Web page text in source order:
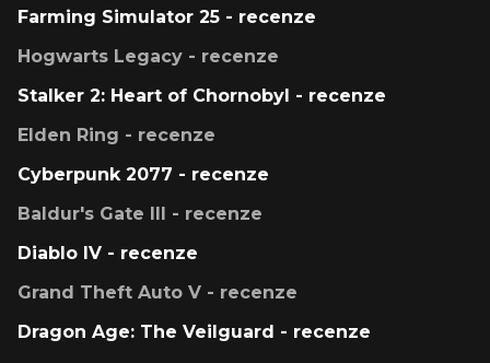
Farming Simulator 25 - recenze
Hogwarts Legacy - recenze
Stalker 2: Heart of Chornobyl - recenze
Elden Ring - recenze
Cyberpunk 2077 - recenze
Baldur's Gate III - recenze
Diablo IV - recenze
Grand Theft Auto V - recenze
Dragon Age: The Veilguard - recenze